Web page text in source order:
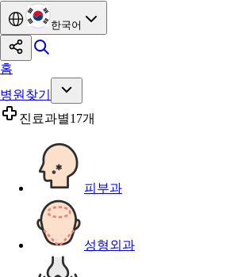
한국어
홈
병원찾기
진료과별17개
피부과
성형외과